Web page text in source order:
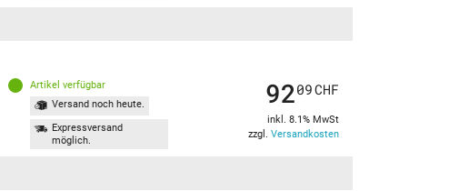
Artikel verfügbar
Versand noch heute.
Expressversand
möglich.
9209CHF
inkl. 8.1% MwSt
zzgl. Versandkosten